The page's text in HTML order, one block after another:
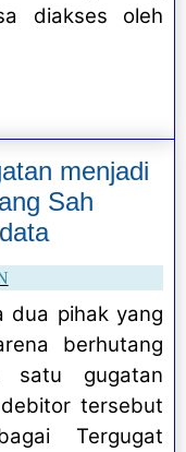
diakses oleh
menjadi
Sah
dua pihak yang
berhutang
satu gugatan
tersebut
Tergugat